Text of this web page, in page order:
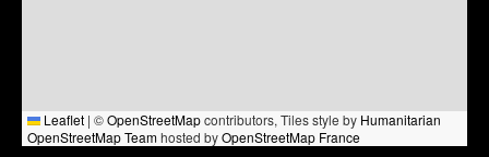
Leaflet | ©OpenStreetMapcontributors, Tiles style by Humanitarian
OpenStreetMap Teamhosted byOpenStreetMap France